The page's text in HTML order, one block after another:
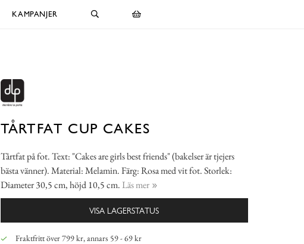
KAMPANJER
TÅRTFAT CUP CAKES
Tårtfat på fot. Text: "Cakes are girls best friends" (bakelser är tjejers
bästa vänner). Material: Melamin. Färg: Rosa med vit fot. Storlek:
Diameter 30,5 cm, höjd 10,5 cm. Läs mer
VISA LAGERSTATUS
Fraktfritt över 799 kr, annars 59 - 69 kr